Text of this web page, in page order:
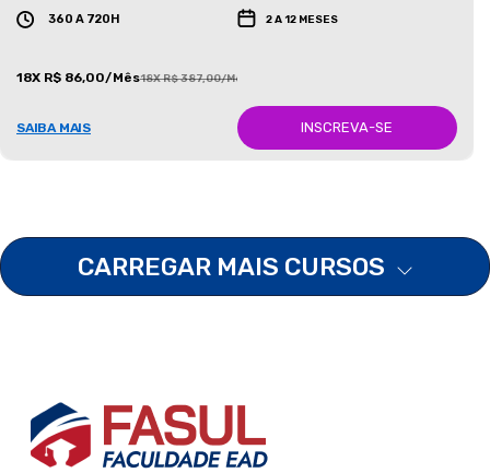
360 A 720H 2 A 12 MESES
18X R$ 86,00/Mês18X R$ 387,00/Mês
SAIBA MAIS INSCREVA-SE
CARREGAR MAIS CURSOS